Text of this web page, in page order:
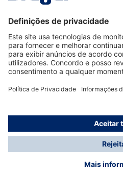
Serviço de Apoio ao
Utilização da loja
Informações
© Dräger Portugal, Lda, 2024
* Todos os preços excl. IVA
possíveis taxas de entrega,